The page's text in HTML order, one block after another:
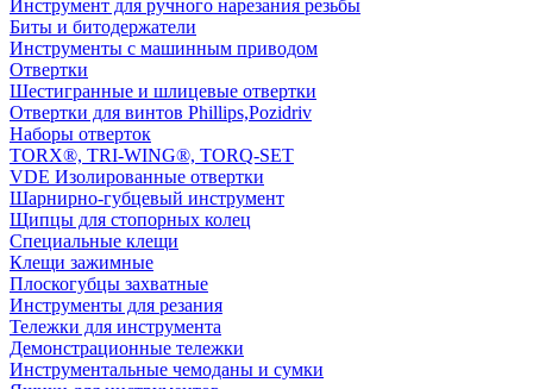
Инструмент для ручного нарезания резьбы
Биты и битодержатели
Инструменты с машинным приводом
Отвертки
Шестигранные и шлицевые отвертки
Отвертки для винтов Phillips,Pozidriv
Наборы отверток
TORX®, TRI-WING®, TORQ-SET
VDE Изолированные отвертки
Шарнирно-губцевый инструмент
Щипцы для стопорных колец
Специальные клещи
Клещи зажимные
Плоскогубцы захватные
Инструменты для резания
Тележки для инструмента
Демонстрационные тележки
Инструментальные чемоданы и сумки